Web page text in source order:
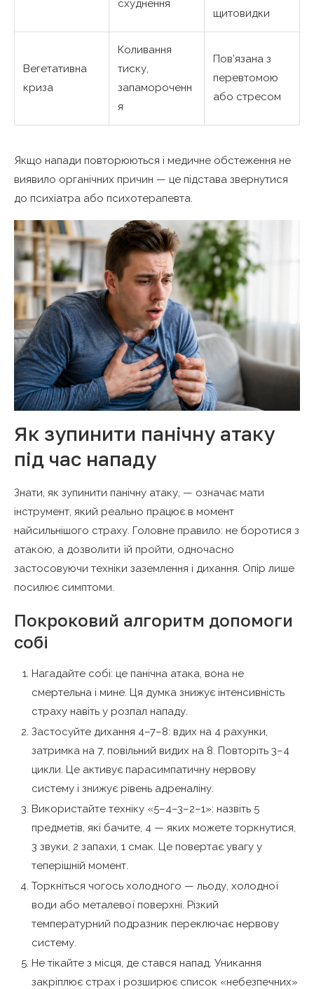
схуднення
щитовидки
Вегетативна
криза
Коливання
тиску,
запамороченн
я
Пов’язана з
перевтомою
або стресом
Якщо напади повторюються і медичне обстеження не
виявило органічних причин — це підстава звернутися
до психіатра або психотерапевта.
Як зупинити панічну атаку
під час нападу
Знати, як зупинити панічну атаку, — означає мати
інструмент, який реально працює в момент
найсильнішого страху. Головне правило: не боротися з
атакою, а дозволити їй пройти, одночасно
застосовуючи техніки заземлення і дихання. Опір лише
посилює симптоми.
Покроковий алгоритм допомоги
собі
Нагадайте собі: це панічна атака, вона не
смертельна і мине. Ця думка знижує інтенсивність
страху навіть у розпал нападу.
Застосуйте дихання 4–7–8: вдих на 4 рахунки,
затримка на 7, повільний видих на 8. Повторіть 3–4
цикли. Це активує парасимпатичну нервову
систему і знижує рівень адреналіну.
Використайте техніку «5–4–3–2–1»: назвіть 5
предметів, які бачите, 4 — яких можете торкнутися,
3 звуки, 2 запахи, 1 смак. Це повертає увагу у
теперішній момент.
Торкніться чогось холодного — льоду, холодної
води або металевої поверхні. Різкий
температурний подразник переключає нервову
систему.
Не тікайте з місця, де стався напад. Уникання
закріплює страх і розширює список «небезпечних»